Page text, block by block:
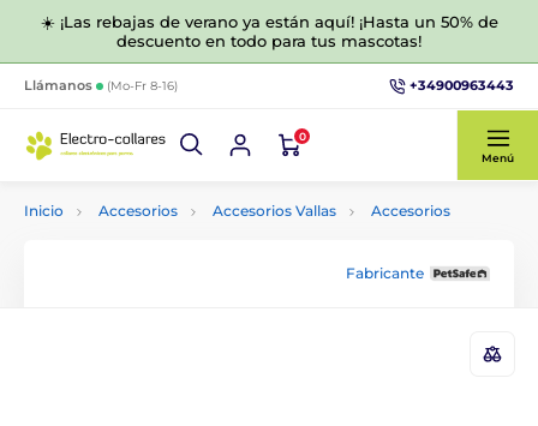
☀️ ¡Las rebajas de verano ya están aquí! ¡Hasta un 50% de
descuento en todo para tus mascotas!
Llámanos (Mo-Fr 8-16) +34900963443
0
Menú
Inicio Accesorios Accesorios Vallas Accesorios
Fabricante